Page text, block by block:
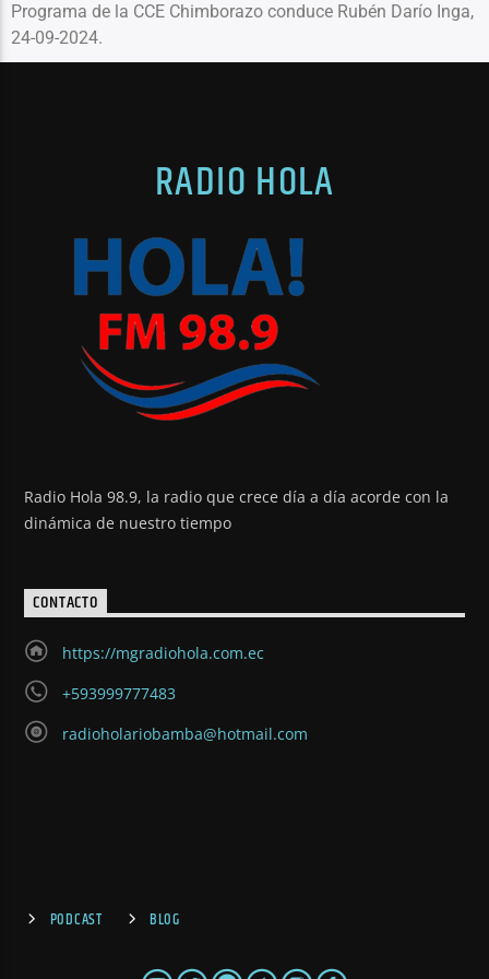
Radio hola
Programa de la CCE Chimborazo conduce Rubén Darío Inga,
24-09-2024.
RADIO HOLA
Radio Hola 98.9, la radio que crece día a día acorde con la
dinámica de nuestro tiempo
CONTACTO
https://mgradiohola.com.ec
+593999777483
radioholariobamba@hotmail.com
PODCAST BLOG